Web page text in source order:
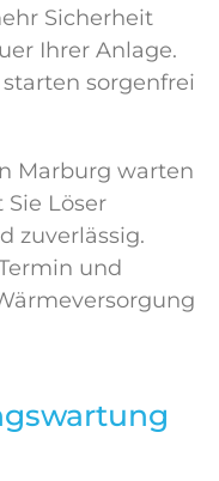
Sicherheit
Ihrer Anlage.
sorgenfrei
Marburg warten
Löser
zuverlässig.
und